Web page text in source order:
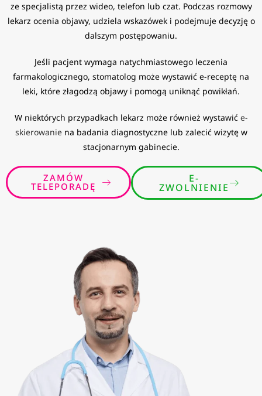
ze specjalistą przez wideo, telefon lub czat. Podczas rozmowy
lekarz ocenia objawy, udziela wskazówek i podejmuje decyzję o
dalszym postępowaniu.
Jeśli pacjent wymaga natychmiastowego leczenia
farmakologicznego, stomatolog może wystawić e-receptę na
leki, które złagodzą objawy i pomogą uniknąć powikłań.
W niektórych przypadkach lekarz może również wystawić e-
skierowaniena badania diagnostyczne lub zalecić wizytę w
stacjonarnym gabinecie.
ZAMÓW
TELEPORADĘ
E-
ZWOLNIENIE